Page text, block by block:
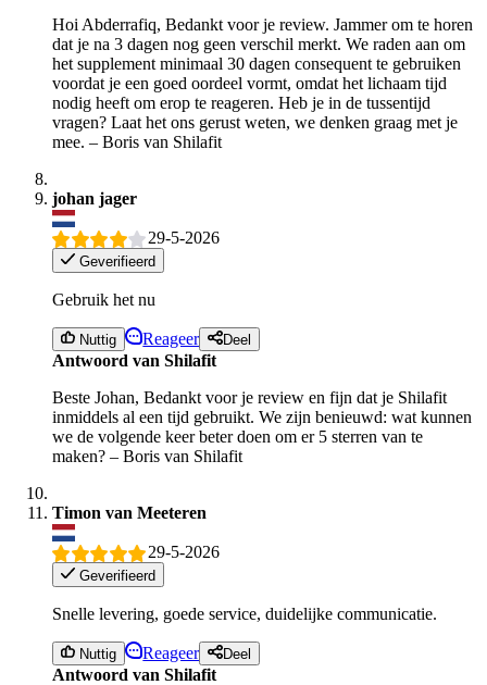
Hoi Abderrafiq, Bedankt voor je review. Jammer om te horen
dat je na 3 dagen nog geen verschil merkt. We raden aan om
het supplement minimaal 30 dagen consequent te gebruiken
voordat je een goed oordeel vormt, omdat het lichaam tijd
nodig heeft om erop te reageren. Heb je in de tussentijd
vragen? Laat het ons gerust weten, we denken graag met je
mee. – Boris van Shilafit
johan jager
29-5-2026
Geverifieerd
Gebruik het nu
Nuttig Reageer Deel
Antwoord van Shilafit
Beste Johan, Bedankt voor je review en fijn dat je Shilafit
inmiddels al een tijd gebruikt. We zijn benieuwd: wat kunnen
we de volgende keer beter doen om er 5 sterren van te
maken? – Boris van Shilafit
Timon van Meeteren
29-5-2026
Geverifieerd
Snelle levering, goede service, duidelijke communicatie.
Nuttig Reageer Deel
Antwoord van Shilafit